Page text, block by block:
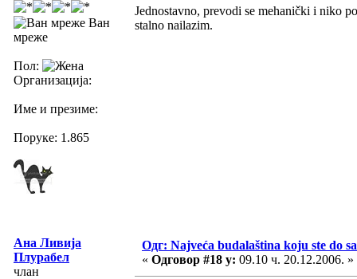
Ван
мреже
Пол:
Организација:
Име и презиме:
Поруке: 1.865
Jednostavno, prevodi se mehanički i niko
stalno nailazim.
Ана Ливија
Плурабел
члан
Одг: Najveća budalaština koju ste do
« Одговор #18 у: 09.10 ч. 20.12.2006. »